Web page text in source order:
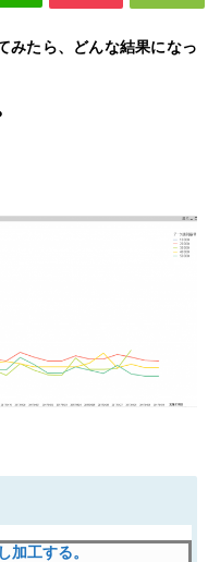
みたら、どんな結果になっ
加工する。